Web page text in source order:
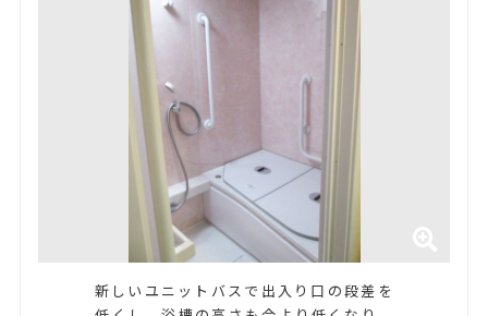
新しいユニットバスで出入り口の段差を